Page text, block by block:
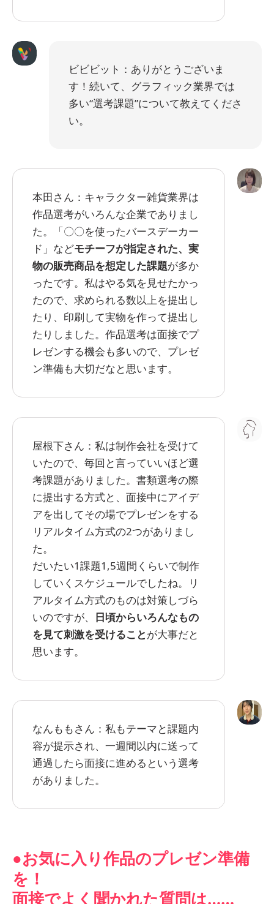
ビビビット：ありがとうございま
す！続いて、グラフィック業界では
多い“選考課題”について教えてくださ
い。
本田さん：キャラクター雑貨業界は
作品選考がいろんな企業でありまし
た。「〇〇を使ったバースデーカー
ド」などモチーフが指定された、実
物の販売商品を想定した課題が多か
ったです。私はやる気を見せたかっ
たので、求められる数以上を提出し
たり、印刷して実物を作って提出し
たりしました。作品選考は面接でプ
レゼンする機会も多いので、プレゼ
ン準備も大切だなと思います。
屋根下さん：私は制作会社を受けて
いたので、毎回と言っていいほど選
考課題がありました。書類選考の際
に提出する方式と、面接中にアイデ
アを出してその場でプレゼンをする
リアルタイム方式の2つがありまし
た。
だいたい1課題1,5週間くらいで制作
していくスケジュールでしたね。リ
アルタイム方式のものは対策しづら
いのですが、 日頃からいろんなもの
を見て刺激を受けることが大事だと
思います。
なんももさん：私もテーマと課題内
容が提示され、一週間以内に送って
通過したら面接に進めるという選考
がありました。
●お気に入り作品のプレゼン準備
を！
面接でよく聞かれた質問は……